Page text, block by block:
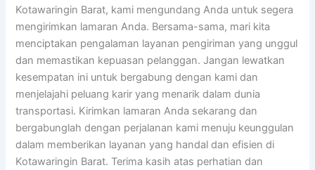
Kotawaringin Barat, kami mengundang Anda untuk segera
mengirimkan lamaran Anda. Bersama-sama, mari kita
menciptakan pengalaman layanan pengiriman yang unggul
dan memastikan kepuasan pelanggan. Jangan lewatkan
kesempatan ini untuk bergabung dengan kami dan
menjelajahi peluang karir yang menarik dalam dunia
transportasi. Kirimkan lamaran Anda sekarang dan
bergabunglah dengan perjalanan kami menuju keunggulan
dalam memberikan layanan yang handal dan efisien di
Kotawaringin Barat. Terima kasih atas perhatian dan